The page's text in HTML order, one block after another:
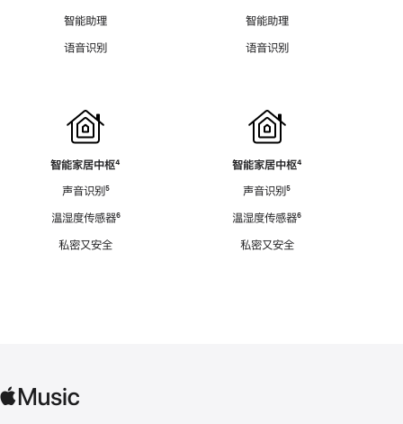
智能助理
语音识别
智能家居中枢脚
⁴
声音识别脚
⁵
温湿度传感器脚
⁶
私密又安全
智能助理
语音识别
智能家居中枢脚
⁴
声音识别脚
⁵
温湿度传感器脚
⁶
私密又安全